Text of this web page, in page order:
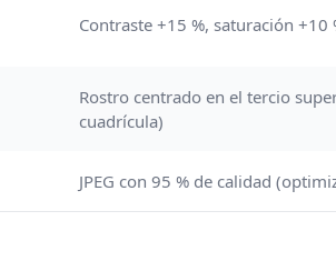
Contraste +15 %, saturación
Rostro centrado en el tercio
cuadrícula)
JPEG con 95 % de calidad